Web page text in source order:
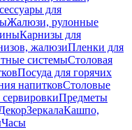
для
Жалюзи, рулонные
Карнизы для
жалюзиПленки для
системыСтоловая
Посуда для горячих
напитковСтоловые
Предметы
ЗеркалаКашпо,
Часы